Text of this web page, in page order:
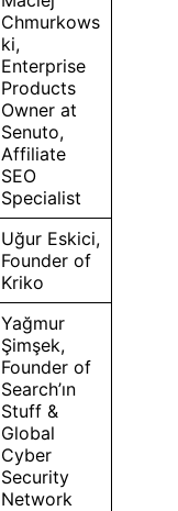
Chmurkows
ki,
Enterprise
Products
Owner at
Senuto,
Affiliate
SEO
Specialist
Uğur Eskici,
Founder of
Kriko
Yağmur
Şimşek,
Founder of
Search’ın
Stuff &
Global
Cyber
Security
Network